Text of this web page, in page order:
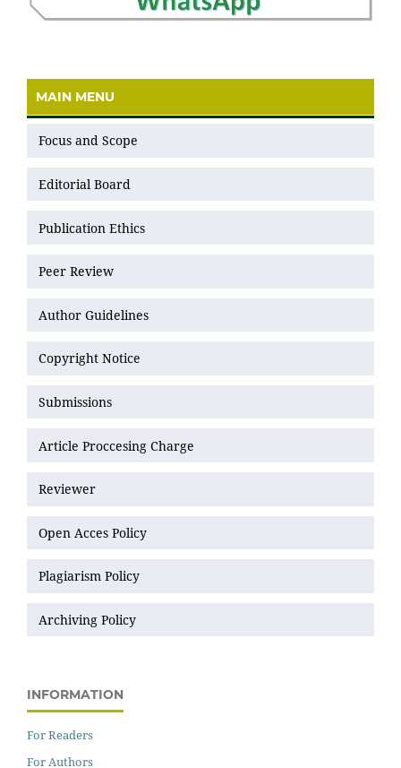
MAIN MENU
Focus and Scope
Editorial Board
Publication Ethics
Peer Review
Author Guidelines
Copyright Notice
Submissions
Article Proccesing Charge
Reviewer
Open Acces Policy
Plagiarism Policy
Archiving Policy
INFORMATION
For Readers
For Authors